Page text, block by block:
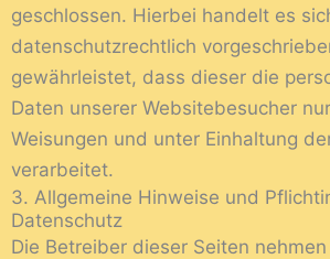
geschlossen. Hierbei handelt es
datenschutzrechtlich
gewährleistet, dass dieser die
Daten unserer Websitebesucher
Weisungen und unter Einhaltung
verarbeitet.
3. Allgemeine Hinweise und
Datenschutz
Die Betreiber dieser Seiten